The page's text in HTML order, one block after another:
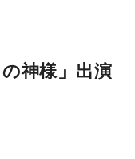
神様」出演